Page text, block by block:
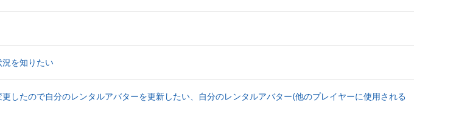
況を知りたい
したので自分のレンタルアバターを更新したい、自分のレンタルアバター(他のプレイヤーに使用される